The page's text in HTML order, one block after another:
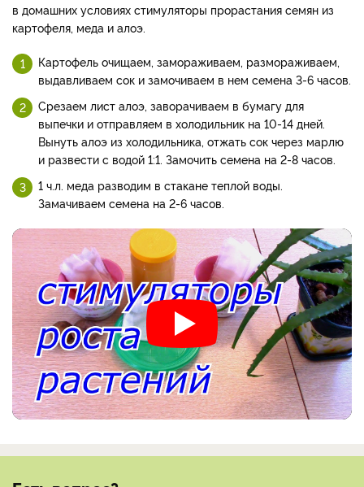
в домашних условиях стимуляторы прорастания семян из
картофеля, меда и алоэ.
Картофель очищаем, замораживаем, размораживаем,
выдавливаем сок и замочиваем в нем семена 3-6 часов.
Срезаем лист алоэ, заворачиваем в бумагу для
выпечки и отправляем в холодильник на 10-14 дней.
Вынуть алоэ из холодильника, отжать сок через марлю
и развести с водой 1:1. Замочить семена на 2-8 часов.
1 ч.л. меда разводим в стакане теплой воды.
Замачиваем семена на 2-6 часов.